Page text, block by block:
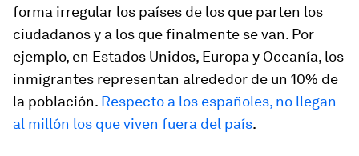
forma irregular los países de los que parten los
ciudadanos y a los que finalmente se van. Por
ejemplo, en Estados Unidos, Europa y Oceanía, los
inmigrantes representan alrededor de un 10% de
la población. Respecto a los españoles, no llegan
al millón los que viven fuera del país.